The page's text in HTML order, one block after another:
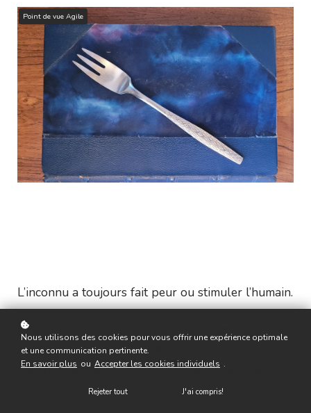
Point de vue Agile
L’inconnu a toujours fait peur ou stimuler l’humain.
Pour les uns, on ne sait pas à quoi s’attendre et ça
génère une source d’anxiété, pour les autres, cela
crée de l’excitation et stimule le goût de l’aventure.
Nous utilisons des cookies pour vous offrir une expérience optimale
et une communication pertinente.
En savoir plus ou Accepter les cookies individuels .
Rejeter tout J'ai compris!